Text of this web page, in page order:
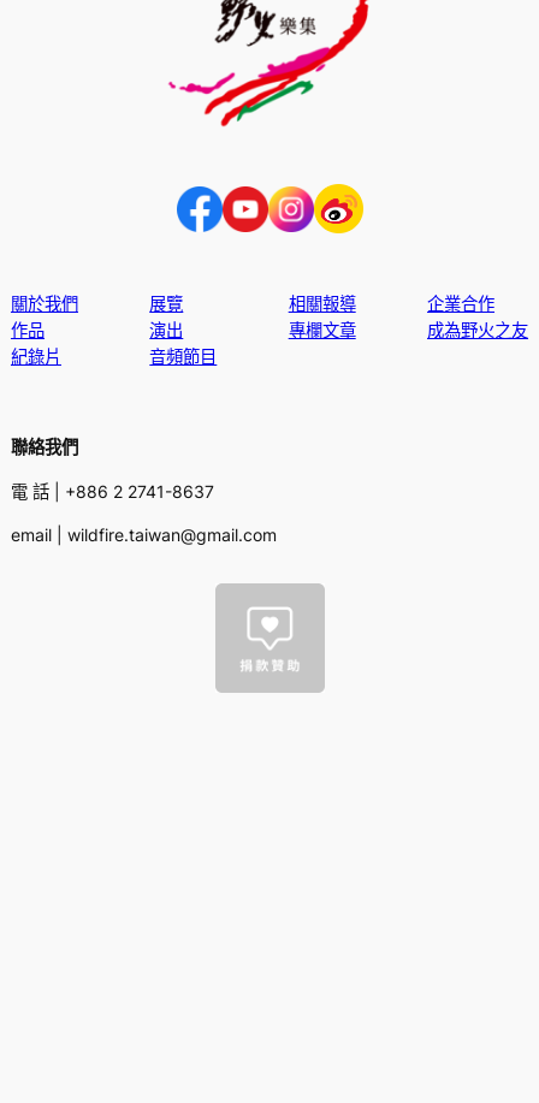
關於我們
作品
紀錄片
展覽
演出
音頻節目
相關報導
專欄文章
企業合作
成為野火之友
聯絡我們
電 話 | +886 2 2741-8637
email | wildfire.taiwan@gmail.com